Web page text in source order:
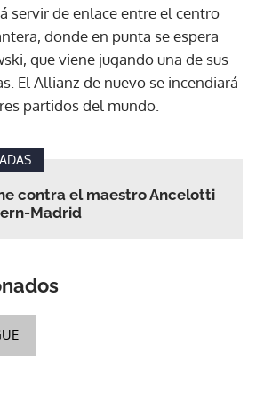
servir de enlace entre el centro
donde en punta se espera
que viene jugando una de sus
El Allianz de nuevo se incendiará
partidos del mundo.
contra el maestro Ancelotti
Madrid